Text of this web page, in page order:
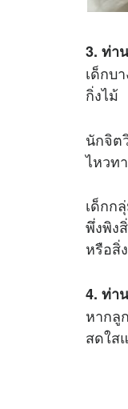
3. ท่า
เด็กบ
กิ่งไม้
นักจิต
ไหวท
เด็กก
พึ่งพิง
หรือสิ่
4. ท่า
หากลู
สดใส